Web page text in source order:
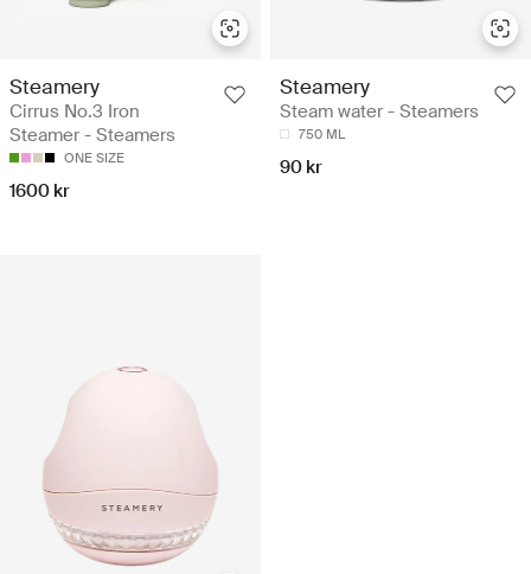
Steamery
Cirrus No.3 Iron
Steamer - Steamers
ONE SIZE
1600 kr
Steamery
Steam water - Steamers
750 ML
90 kr